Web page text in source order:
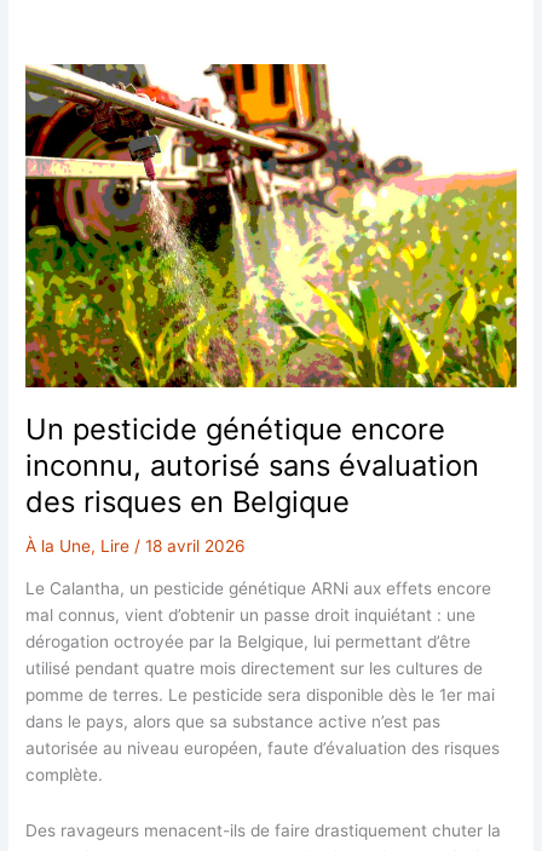
Un pesticide génétique encore
inconnu, autorisé sans évaluation
des risques en Belgique
À la Une, Lire /18 avril 2026
Le Calantha, un pesticide génétique ARNi aux effets encore
mal connus, vient d’obtenir un passe droit inquiétant : une
dérogation octroyée par la Belgique, lui permettant d’être
utilisé pendant quatre mois directement sur les cultures de
pomme de terres. Le pesticide sera disponible dès le 1er mai
dans le pays, alors que sa substance active n’est pas
autorisée au niveau européen, faute d’évaluation des risques
complète.
Des ravageurs menacent-ils de faire drastiquement chuter la